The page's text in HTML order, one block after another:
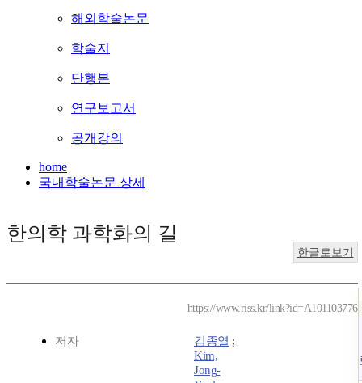
해외학술논문
학술지
단행본
연구보고서
공개강의
home
국내학술논문 상세
한의학 과학화의 길
한글로보기
https://www.riss.kr/link?id=A101103776
저자 김종열 ;
Kim,
Jong-